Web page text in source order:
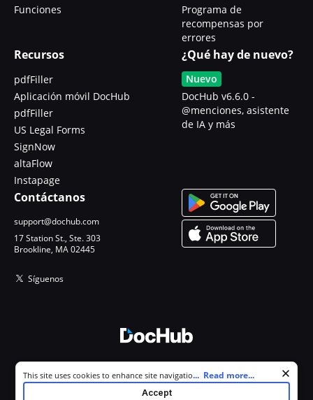
Funciones
Programa de
recompensas por
errores
Recursos
pdfFiller
Aplicación móvil DocHub
pdfFiller
US Legal Forms
SignNow
altaFlow
Instapage
¿Qué hay de nuevo?
Nuevo
DocHub v6.6.0 -
@menciones, asistente
de IA y más
Contáctanos
support@dochub.com
17 Station St., Ste. 303
Brookline, MA 02445
Síguenos
Todos los derechos reservados.
Cookie consent notice
This site uses cookies to enhance site navigation and personalize
your experience. By using this site you agree to our use of cookies as
... Read more...
Accept